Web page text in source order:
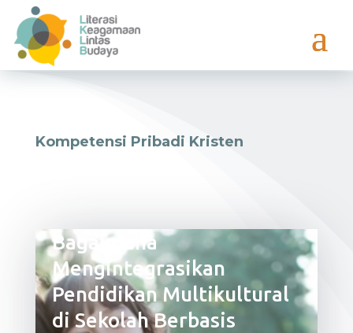
Kompetensi Pribadi Kristen
Bagaimana
Mengintegrasikan
Pendidikan Multikultural
di Sekolah Berbasis